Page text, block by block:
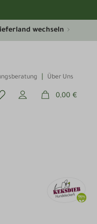
wechseln
Über Uns
0,00 €